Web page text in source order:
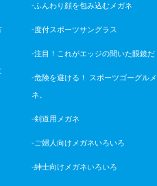
-ふんわり顔を包み込むメガネ
-度付スポーツサングラス
-注目！これがエッジの聞いた眼鏡だ
-危険を避ける！ スポーツゴーグル
ネ。
-剣道用メガネ
-ご婦人向けメガネいろいろ
-紳士向けメガネいろいろ